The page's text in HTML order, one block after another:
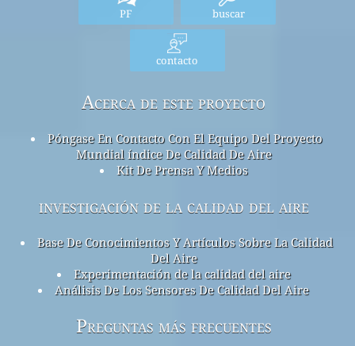
PF buscar
contacto
Acerca de este proyecto
Póngase En Contacto Con El Equipo Del Proyecto
Mundial índice De Calidad De Aire
Kit De Prensa Y Medios
investigación de la calidad del aire
Base De Conocimientos Y Artículos Sobre La Calidad
Del Aire
Experimentación de la calidad del aire
Análisis De Los Sensores De Calidad Del Aire
Preguntas más frecuentes